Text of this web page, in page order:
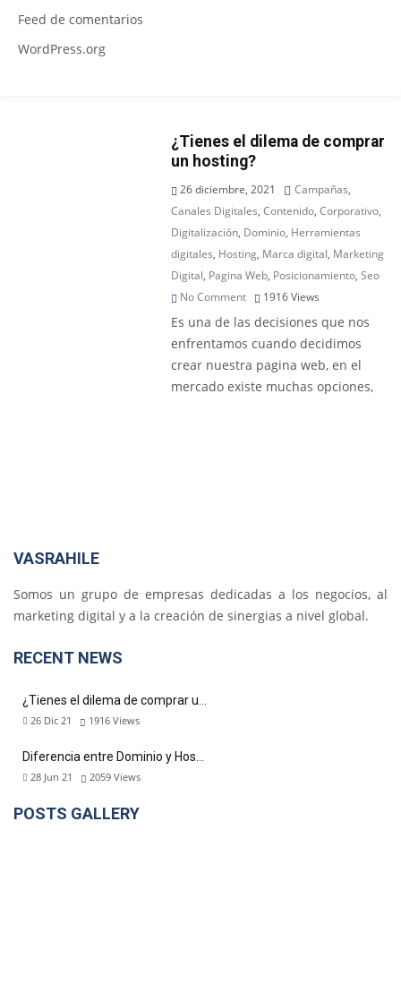
Feed de comentarios
WordPress.org
¿Tienes el dilema de comprar
un hosting?
26 diciembre, 2021 Campañas,
Canales Digitales,Contenido,Corporativo,
Digitalización, Dominio, Herramientas
digitales, Hosting, Marca digital, Marketing
Digital, Pagina Web, Posicionamiento,Seo
No Comment
1916Views
Es una de las decisiones que nos
enfrentamos cuando decidimos
crear nuestra pagina web, en el
mercado existe muchas opciones,
VASRAHILE
Somos un grupo de empresas dedicadas a los negocios, al
marketing digital y a la creación de sinergias a nivel global.
RECENT NEWS
¿Tienes el dilema de comprar u…
26 Dic 21 1916 Views
Diferencia entre Dominio y Hos…
28 Jun 21 2059 Views
POSTS GALLERY